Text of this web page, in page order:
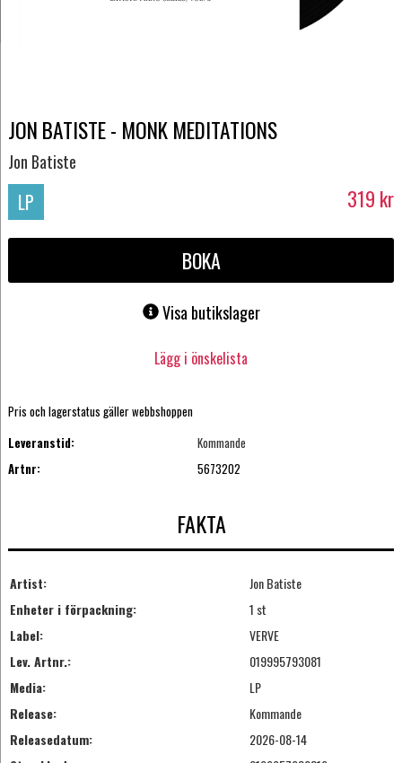
JON BATISTE - MONK MEDITATIONS
Jon Batiste
LP 319 kr
BOKA
Visa butikslager
Lägg i önskelista
Pris och lagerstatus gäller webbshoppen
Leveranstid:
Kommande
Artnr:
5673202
FAKTA
Artist:
Jon Batiste
Enheter i förpackning:
1 st
Label:
VERVE
Lev. Artnr.:
019995793081
Media:
LP
Release:
Kommande
Releasedatum:
2026-08-14